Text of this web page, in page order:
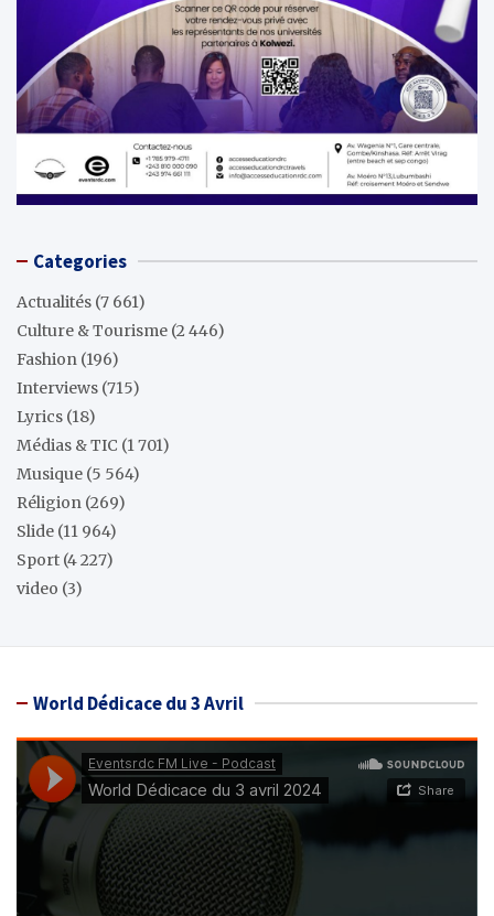
Categories
Actualités (7 661)
Culture & Tourisme (2 446)
Fashion (196)
Interviews (715)
Lyrics (18)
Médias & TIC (1 701)
Musique (5 564)
Réligion (269)
Slide (11 964)
Sport (4 227)
video (3)
World Dédicace du 3 Avril